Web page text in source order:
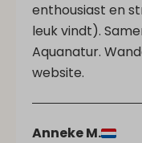
enthousiast en
leuk vindt).
Aquanatur.
website.
Anneke M.